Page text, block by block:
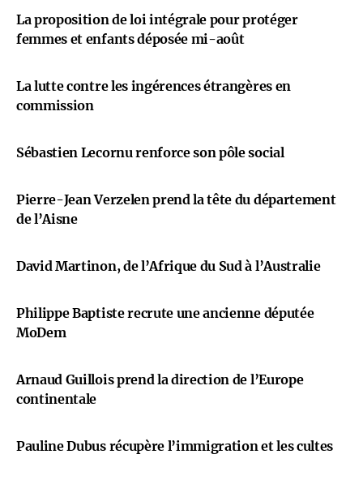
La proposition de loi intégrale pour protéger
femmes et enfants déposée mi-août
La lutte contre les ingérences étrangères en
commission
Sébastien Lecornu renforce son pôle social
Pierre-Jean Verzelen prend la tête du département
de l’Aisne
David Martinon, de l’Afrique du Sud à l’Australie
Philippe Baptiste recrute une ancienne députée
MoDem
Arnaud Guillois prend la direction de l’Europe
continentale
Pauline Dubus récupère l’immigration et les cultes